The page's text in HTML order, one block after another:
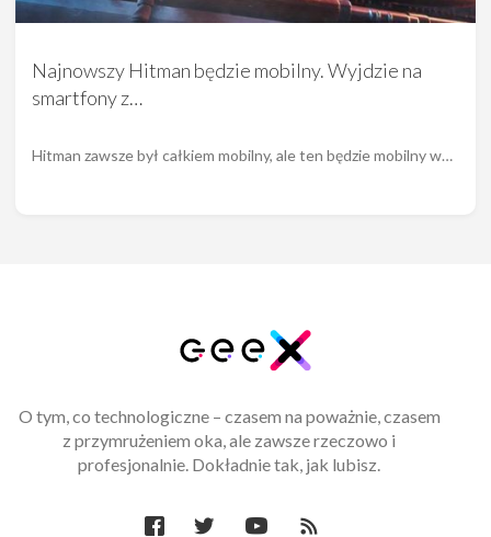
Najnowszy Hitman będzie mobilny. Wyjdzie na
smartfony z…
Hitman zawsze był całkiem mobilny, ale ten będzie mobilny w…
O tym, co technologiczne – czasem na poważnie, czasem
z przymrużeniem oka, ale zawsze rzeczowo i
profesjonalnie. Dokładnie tak, jak lubisz.